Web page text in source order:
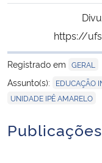
Gabinete de Segurança
Advocacia-Geral da União
Banco Central do Brasil
https://
Registrado em GERAL
Assunto(s): EDUCAÇÃO
UNIDADE IPÊ AMARELO